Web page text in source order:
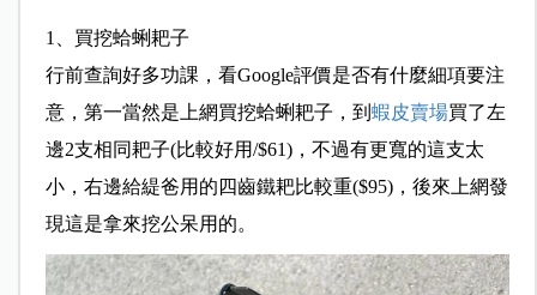
1、買挖蛤蜊耙子
行前查詢好多功課，看Google評價是否有什麼細項要注
意，第一當然是上網買挖蛤蜊耙子，到 蝦皮賣場買了左
邊2支相同耙子(比較好用/$61)，不過有更寬的這支太
小，右邊給緹爸用的四齒鐵耙比較重($95)，後來上網發
現這是拿來挖公呆用的。